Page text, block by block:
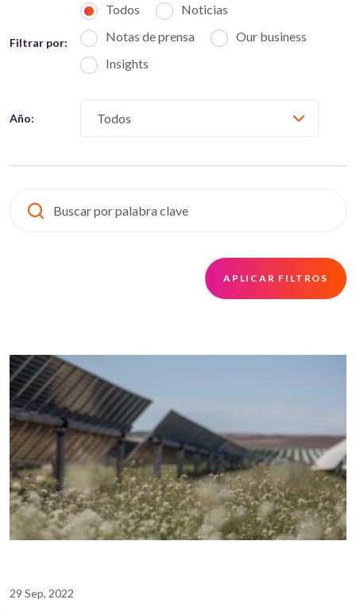
Filtrar por:
Todos
Noticias
Notas de prensa
Our business
Insights
Año:
29 Sep, 2022